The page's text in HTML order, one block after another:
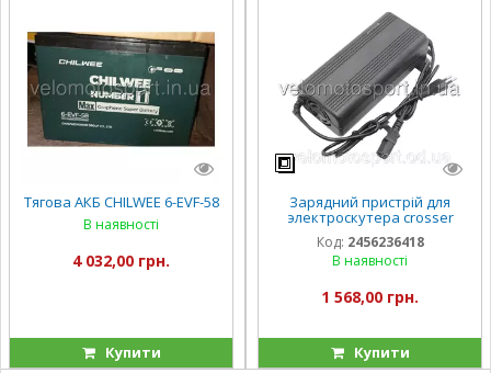
Тягова АКБ CHILWEE 6-EVF-58
В наявності
4 032,00 грн.
Купити
Зарядний пристрій для
электроскутера crosser
кроссер 60V 15А 12A/
Код: 2456236418
В наявності
1 568,00 грн.
Купити